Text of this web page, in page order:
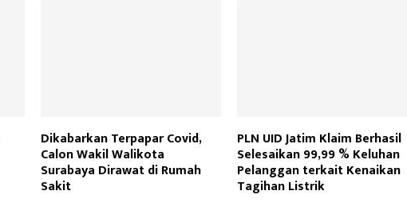
Dikabarkan Terpapar Covid,
Calon Wakil Walikota
Surabaya Dirawat di Rumah
Sakit
PLN UID Jatim Klaim Berhasil
Selesaikan 99,99 % Keluhan
Pelanggan terkait Kenaikan
Tagihan Listrik